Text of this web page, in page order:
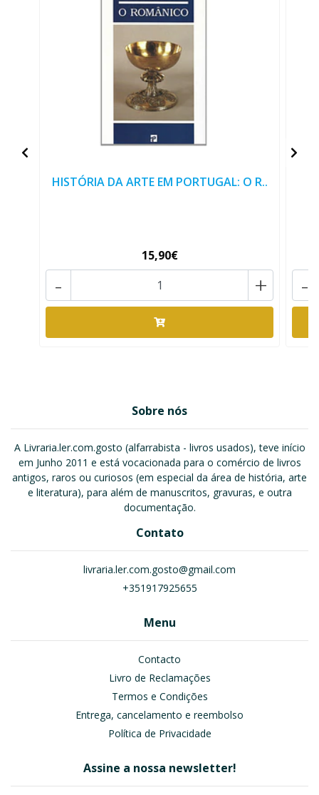
HISTÓRIA DA ARTE EM PORTUGAL: O R..
15,90€
+
- -
Sobre nós
A Livraria.ler.com.gosto (alfarrabista - livros usados), teve início
em Junho 2011 e está vocacionada para o comércio de livros
antigos, raros ou curiosos (em especial da área de história, arte
e literatura), para além de manuscritos, gravuras, e outra
documentação.
Contato
livraria.ler.com.gosto@gmail.com
+351917925655
Menu
Contacto
Livro de Reclamações
Termos e Condições
Entrega, cancelamento e reembolso
Política de Privacidade
Assine a nossa newsletter!